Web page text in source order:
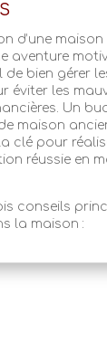
d’une
aventure
de bien gérer
éviter les
Un
maison
clé pour
réussie en
conseils
la maison :